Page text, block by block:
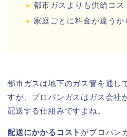
都市ガスよりも供給コス
家庭ごとに料金が違うか
都市ガスは地下のガス管を通し
すが、プロパンガスはガス会社
配送する仕組みですよね。
配送にかかるコスト がプロパン